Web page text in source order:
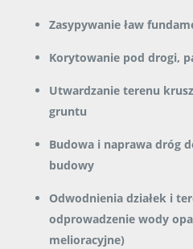
Zasypywanie ław
Korytowanie pod drogi,
Utwardzanie terenu
gruntu
Budowa i naprawa dróg
budowy
Odwodnienia działek i
odprowadzenie wody
melioracyjne)